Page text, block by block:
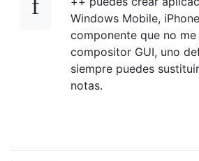
Windows Mobile,
componente que no
compositor GUI, uno
siempre puedes
notas.